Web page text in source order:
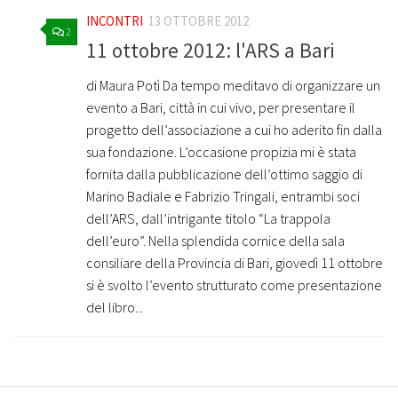
2
INCONTRI 13 OTTOBRE 2012
11 ottobre 2012: l'ARS a Bari
di Maura Potì Da tempo meditavo di organizzare un
evento a Bari, città in cui vivo, per presentare il
progetto dell’associazione a cui ho aderito fin dalla
sua fondazione. L’occasione propizia mi è stata
fornita dalla pubblicazione dell’ottimo saggio di
Marino Badiale e Fabrizio Tringali, entrambi soci
dell’ARS, dall’intrigante titolo “La trappola
dell’euro”. Nella splendida cornice della sala
consiliare della Provincia di Bari, giovedì 11 ottobre
si è svolto l’evento strutturato come presentazione
del libro...